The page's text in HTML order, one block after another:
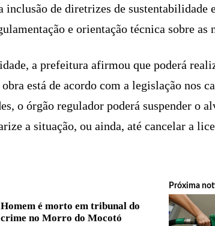
inclusão de diretrizes de
e orientação técnica sobre as
a prefeitura afirmou que poderá
está de acordo com a legislação nos
o órgão regulador poderá suspender o
a situação, ou ainda, até cancelar a
Homem é morto em tribunal do
crime no Morro do Mocotó
Próxima